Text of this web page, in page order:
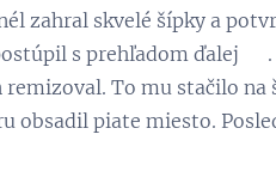
zahral skvelé šípky a
s prehľadom ďalej
remizoval. To mu stačilo
obsadil piate miesto.